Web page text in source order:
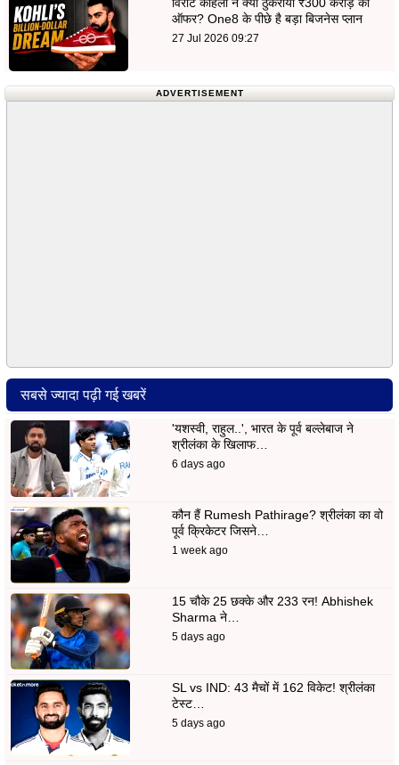
ऑफर? One8 के पीछे है बड़ा बिजनेस प्लान
27 Jul 2026 09:27
ADVERTISEMENT
सबसे ज्यादा पढ़ी गई खबरें
'यशस्वी, राहुल..', भारत के पूर्व बल्लेबाज ने
श्रीलंका के खिलाफ…
6 days ago
कौन हैं Rumesh Pathirage? श्रीलंका का वो
पूर्व क्रिकेटर जिसने…
1 week ago
15 चौके 25 छक्के और 233 रन! Abhishek
Sharma ने…
5 days ago
SL vs IND: 43 मैचों में 162 विकेट! श्रीलंका
टेस्ट…
5 days ago